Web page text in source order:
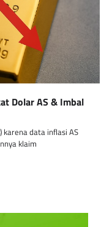
Dolar AS & Imbal
karena data inflasi AS
klaim